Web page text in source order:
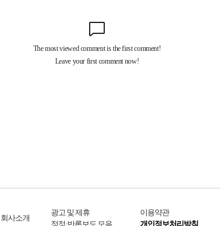
회사소개
광고 및 제휴
정정·반론보도 모음
이용약관
개인정보처리방침